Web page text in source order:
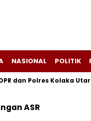
NASIONAL POLITIK
dan Polres Kolaka
ASR